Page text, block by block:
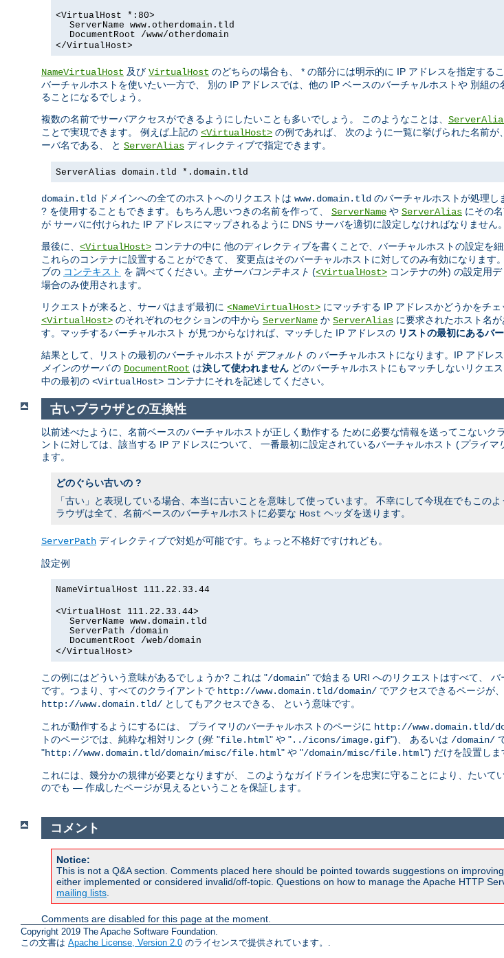
<VirtualHost *:80>
ServerName www.otherdomain.tld
DocumentRoot /www/otherdomain
</VirtualHost>
NameVirtualHost 及び VirtualHost のどちらの場合も、 * の部分には明示的に IP アドレスを指定する
バーチャルホストを使いたい一方で、 別の IP アドレスでは、他の IP ベースのバーチャルホストや 別組
ることになるでしょう。
複数の名前でサーバアクセスができるようにしたいことも多いでしょう。 このようなことは、
ことで実現できます。 例えば上記の <VirtualHost> の例であれば、 次のように一覧に挙げられた名前
ーバ名である、 と ServerAlias ディレクティブで指定できます。
ServerAlias domain.tld *.domain.tld
domain.tld ドメインへの全てのホストへのリクエストは www.domain.tld のバーチャルホストが処理し
? を使用することもできます。もちろん思いつきの名前を作って、 ServerName や ServerAlias にその
が サーバに付けられた IP アドレスにマップされるように DNS サーバを適切に設定しなければなりません。
最後に、 <VirtualHost> コンテナの中に 他のディレクティブを書くことで、バーチャルホストの設定を
これらのコンテナに設置することができて、 変更点はそのバーチャルホストに対してのみ有効になります
ブの コンテキスト を 調べてください。 主サーバコンテキスト (<VirtualHost> コンテナの外) の設定用
場合のみ使用されます。
リクエストが来ると、サーバはまず最初に <NameVirtualHost> にマッチする IP アドレスかどうかをチ
<VirtualHost> のそれぞれのセクションの中から ServerName か ServerAlias に要求されたホスト名
す。マッチするバーチャルホスト が見つからなければ、マッチした IP アドレスの リストの最初にあるバ
結果として、リストの最初のバーチャルホストが デフォルト の バーチャルホストになります。IP アドレ
メインのサーバの DocumentRoot は決して使われません どのバーチャルホストにもマッチしないリクエ
中の最初の <VirtualHost> コンテナにそれを記述してください。
古いブラウザとの互換性
以前述べたように、名前ベースのバーチャルホストが正しく動作する ために必要な情報を送ってこない
ントに対しては、該当する IP アドレスについて、 一番最初に設定されているバーチャルホスト (プライマ
ます。
どのぐらい古いの ?
「古い」と表現している場合、本当に古いことを意味して使っています。 不幸にして今現在でもこの
ラウザは全て、名前ベースのバーチャルホストに必要な Host ヘッダを送ります。
ServerPath ディレクティブで対処が可能です。ちょっと不格好ですけれども。
設定例
NameVirtualHost 111.22.33.44
<VirtualHost 111.22.33.44>
ServerName www.domain.tld
ServerPath /domain
DocumentRoot /web/domain
</VirtualHost>
この例にはどういう意味があるでしょうか? これは "/domain" で始まる URI へのリクエストはすべて、 バ
です。つまり、すべてのクライアントで http://www.domain.tld/domain/ でアクセスできるページが、
http://www.domain.tld/ としてもアクセスできる、 という意味です。
これが動作するようにするには、 プライマリのバーチャルホストのページに http://www.domain.tld/
トのページでは、純粋な相対リンク (例: "file.html" や "../icons/image.gif")、 あるいは /domain/
"http://www.domain.tld/domain/misc/file.html" や "/domain/misc/file.html") だけを設置しま
これには、幾分かの規律が必要となりますが、 このようなガイドラインを忠実に守ることにより、たい
のでも ― 作成したページが見えるということを保証します。
コメント
Notice:
This is not a Q&A section. Comments placed here should be pointed towards suggestions on
either implemented or considered invalid/off-topic. Questions on how to manage the Apache HTTP
mailing lists
Comments are disabled for this page at the moment.
Copyright 2019 The Apache Software Foundation.
この文書は Apache License, Version 2.0 のライセンスで提供されています。.